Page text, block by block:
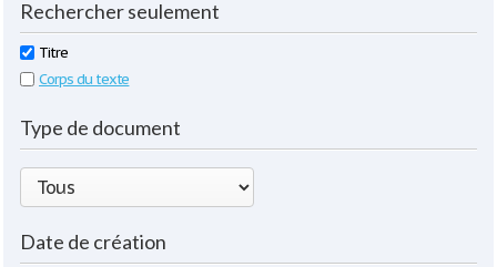
Rechercher seulement
Titre
Corps du texte
Type de document
Date de création